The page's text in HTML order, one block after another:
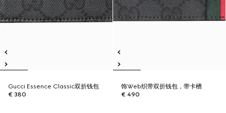
Gucci Essence Classic双折钱包
€ 380
饰Web织带双折钱包，带卡槽
€ 490